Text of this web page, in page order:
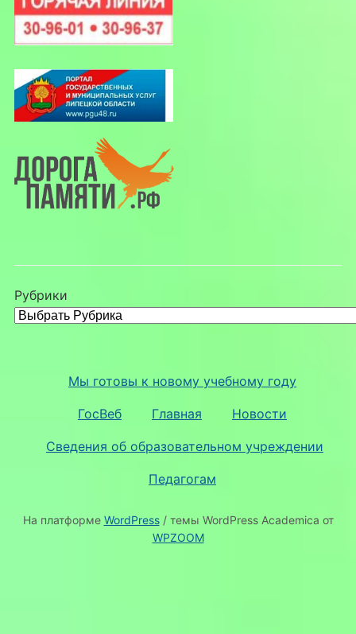
Рубрики
Мы готовы к новому учебному году
ГосВеб Главная Новости
Сведения об образовательном учреждении
Педагогам
На платформе WordPress/ темы WordPress Academica от
WPZOOM